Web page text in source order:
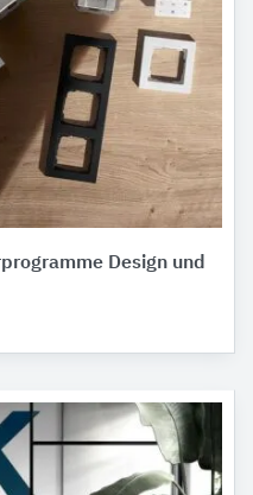
Design und